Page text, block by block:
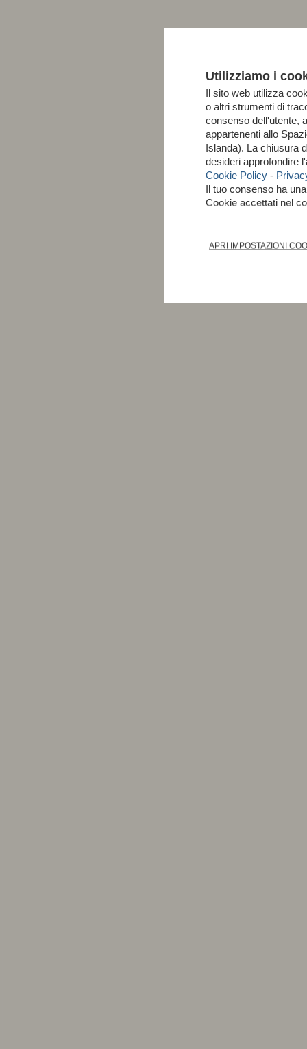
Utilizziamo i
Il sito web utilizza
o altri strumenti di
consenso dell'utente,
appartenenti allo
Islanda). La chiusura
desideri approfondire
Cookie Policy -
Il tuo consenso ha
Cookie accettati nel
APRI IMPOSTAZIONI